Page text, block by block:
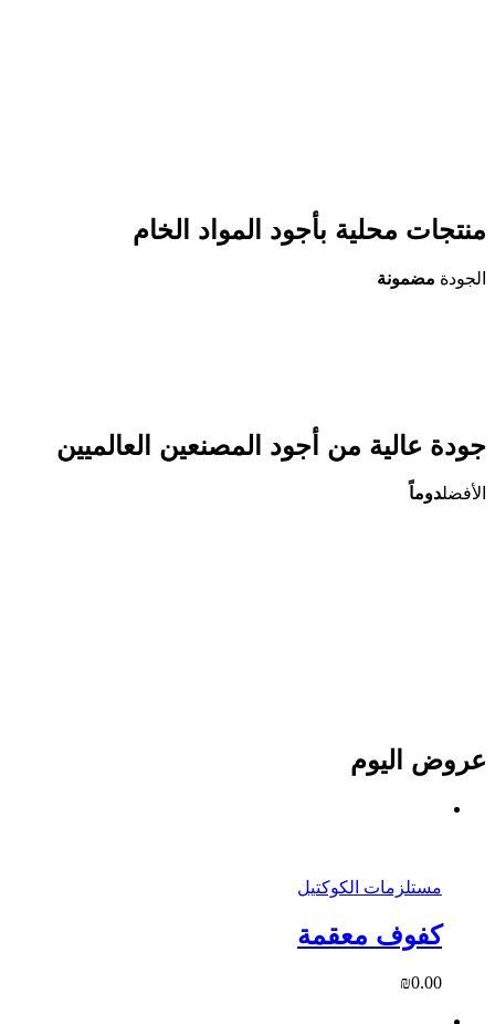
منتجات محلية بأجود المواد الخام
الجودة مضمونة
جودة عالية من أجود المصنعين العالميين
الأفضلدوماً
عروض اليوم
مستلزمات الكوكتيل
كفوف معقمة
₪0.00